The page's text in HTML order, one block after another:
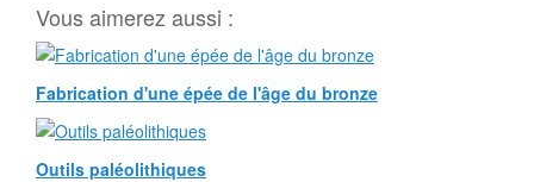
Vous aimerez aussi :
Fabrication d'une épée de l'âge du bronze
Outils paléolithiques